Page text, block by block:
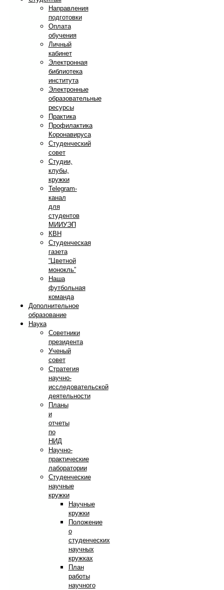
Направления
подготовки
Оплата
обучения
Личный
кабинет
Электронная
библиотека
института
Электронные
образовательные
ресурсы
Практика
Профилактика
Коронавируса
Студенческий
совет
Студии,
клубы,
кружки
Telegram-
канал
для
студентов
МИИУЭП
КВН
Студенческая
газета
“Цветной
монокль”
Наша
футбольная
команда
Дополнительное
образование
Наука
Советники
президента
Ученый
совет
Стратегия
научно-
исследовательской
деятельности
Планы
и
отчеты
по
НИД
Научно-
практические
лаборатории
Студенческие
научные
кружки
Научные
кружки
Положение
о
студенческих
научных
кружках
План
работы
научного